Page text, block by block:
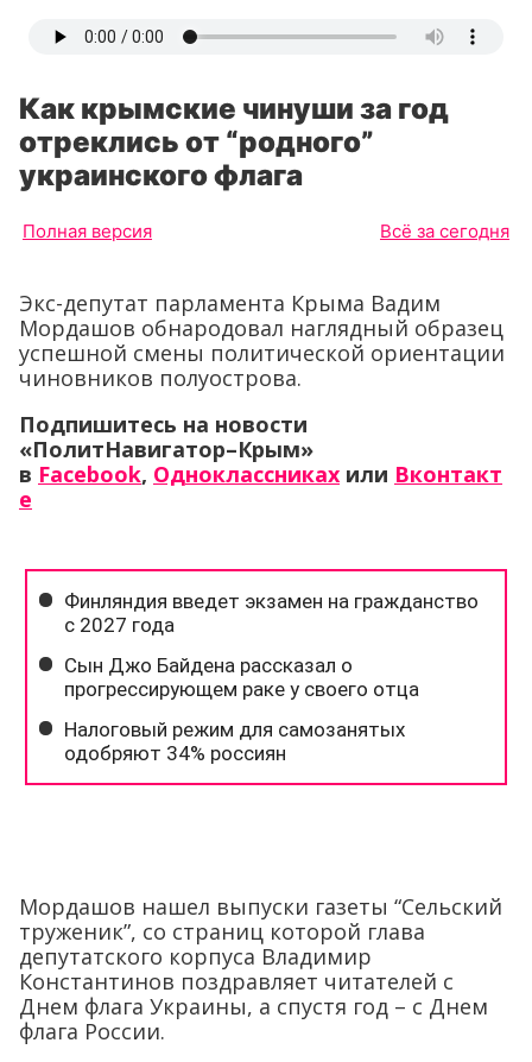
Как крымские чинуши за год
отреклись от “родного”
украинского флага
Полная версия Всё за сегодня
Экс-депутат парламента Крыма Вадим
Мордашов обнародовал наглядный образец
успешной смены политической ориентации
чиновников полуострова.
Подпишитесь на новости
«ПолитНавигатор–Крым»
в Facebook, Одноклассниках или Вконтакт
е
Мордашов нашел выпуски газеты “Сельский
труженик”, со страниц которой глава
депутатского корпуса Владимир
Константинов поздравляет читателей с
Днем флага Украины, а спустя год – с Днем
флага России.